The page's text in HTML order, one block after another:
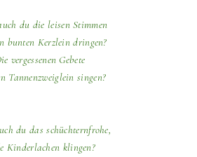
du die leisen Stimmen
bunten Kerzlein dringen?
vergessenen Gebete
Tannenzweiglein singen?
du das schüchternfrohe,
Kinderlachen klingen?